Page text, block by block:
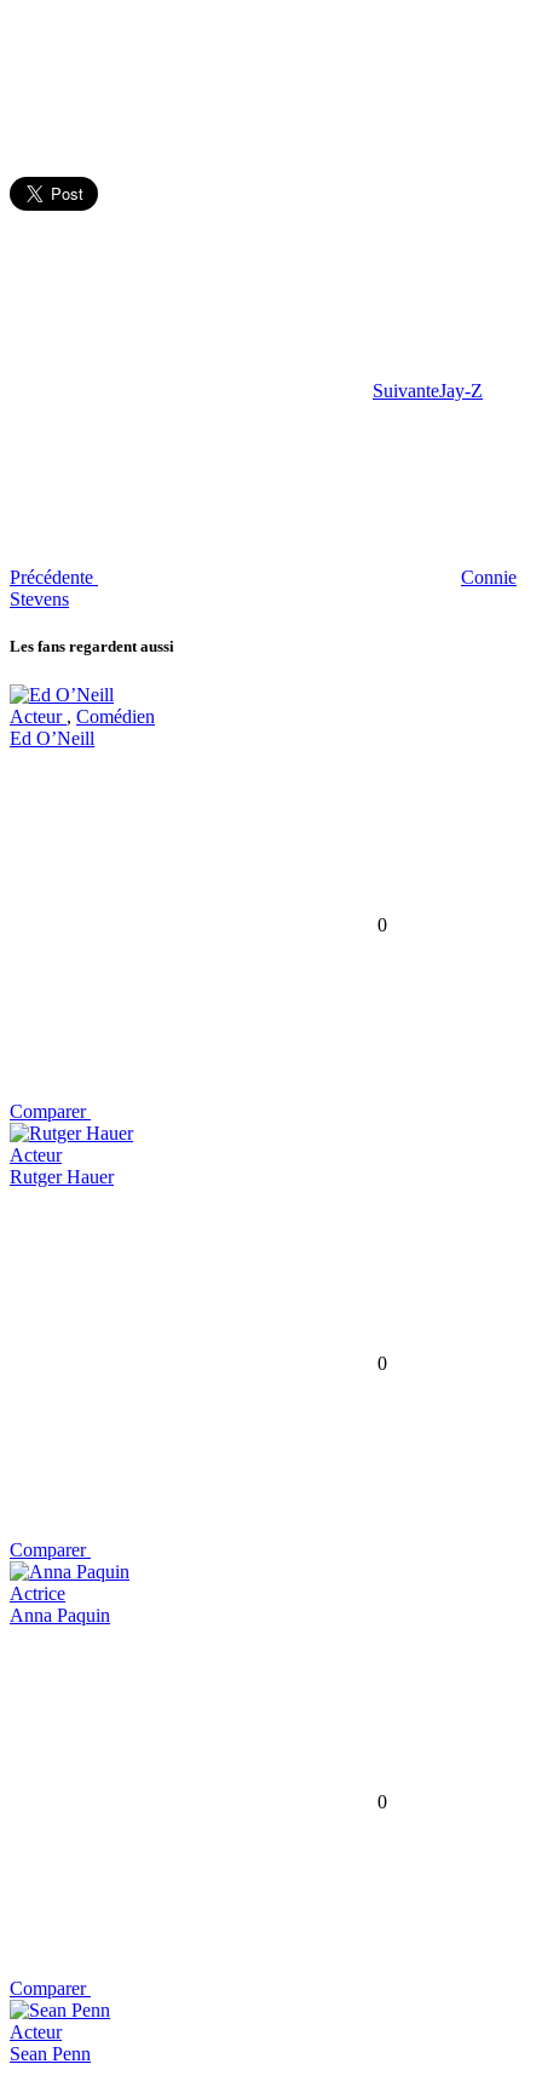
SuivanteJay-Z
Précédente
Connie
Stevens
Les fans regardent aussi
Acteur , Comédien
Ed O’Neill
0
Comparer
Acteur
Rutger Hauer
0
Comparer
Actrice
Anna Paquin
0
Comparer
Acteur
Sean Penn